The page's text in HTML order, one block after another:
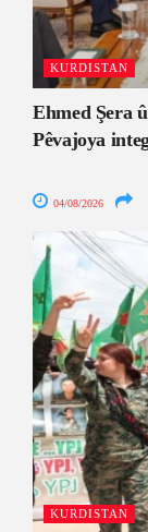
KURDISTAN
Ehmed Şera
Pêvajoya
04/08/2026
KURDISTAN